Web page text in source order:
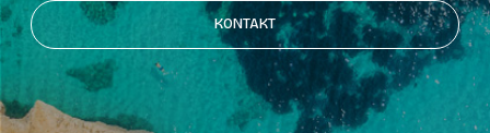
KONTAKT